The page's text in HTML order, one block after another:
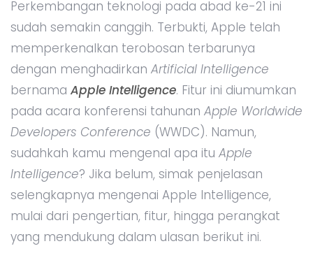
Perkembangan teknologi pada abad ke-21 ini
sudah semakin canggih. Terbukti, Apple telah
memperkenalkan terobosan terbarunya
dengan menghadirkan Artificial Intelligence
bernama Apple Intelligence. Fitur ini diumumkan
pada acara konferensi tahunan Apple Worldwide
Developers Conference (WWDC). Namun,
sudahkah kamu mengenal apa itu Apple
Intelligence? Jika belum, simak penjelasan
selengkapnya mengenai Apple Intelligence,
mulai dari pengertian, fitur, hingga perangkat
yang mendukung dalam ulasan berikut ini.